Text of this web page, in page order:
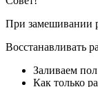
При замешивании
Восстанавливать
Заливаем
Как только